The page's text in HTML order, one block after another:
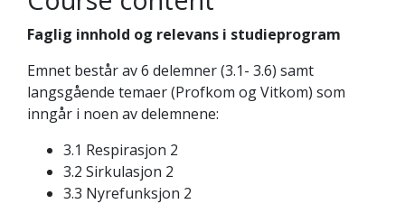
Faglig innhold og relevans i studieprogram
Emnet består av 6 delemner (3.1- 3.6) samt
langsgående temaer (Profkom og Vitkom) som
inngår i noen av delemnene:
3.1 Respirasjon 2
3.2 Sirkulasjon 2
3.3 Nyrefunksjon 2